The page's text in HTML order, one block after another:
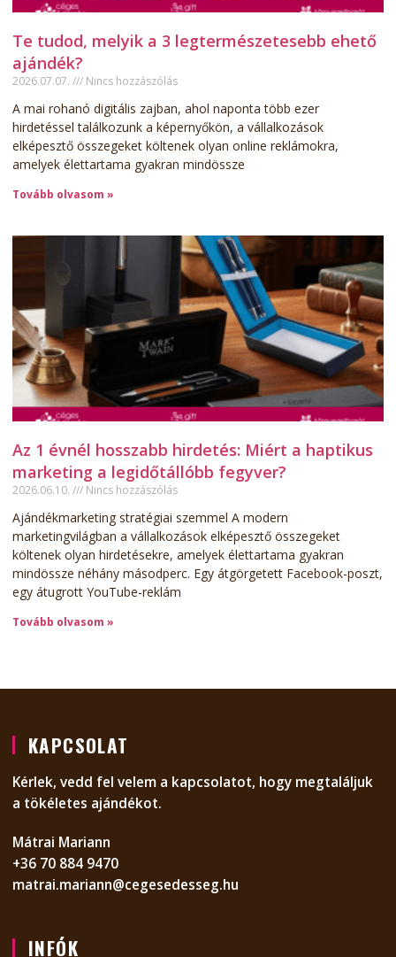
Te tudod, melyik a 3 legtermészetesebb ehető
ajándék?
2026.07.07. Nincs hozzászólás
A mai rohanó digitális zajban, ahol naponta több ezer
hirdetéssel találkozunk a képernyőkön, a vállalkozások
elképesztő összegeket költenek olyan online reklámokra,
amelyek élettartama gyakran mindössze
Tovább olvasom »
Az 1 évnél hosszabb hirdetés: Miért a haptikus
marketing a legidőtállóbb fegyver?
2026.06.10. Nincs hozzászólás
Ajándékmarketing stratégiai szemmel A modern
marketingvilágban a vállalkozások elképesztő összegeket
költenek olyan hirdetésekre, amelyek élettartama gyakran
mindössze néhány másodperc. Egy átgörgetett Facebook-poszt,
egy átugrott YouTube-reklám
Tovább olvasom »
KAPCSOLAT
Kérlek, vedd fel velem a kapcsolatot, hogy megtaláljuk
a tökéletes ajándékot.
Mátrai Mariann
+36 70 884 9470
matrai.mariann@cegesedesseg.hu
INFÓK